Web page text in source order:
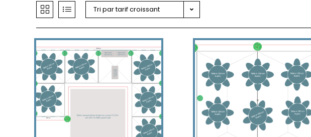
Tri par tarif croissant